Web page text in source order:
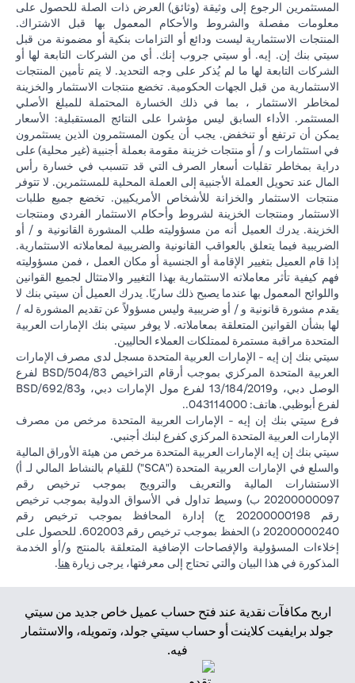
المستثمرين الرجوع إلى وثيقة (وثائق) العرض ذات الصلة للحصول على
معلومات مفصلة والشروط والأحكام المعمول بها قبل الاشتراك.
المنتجات الاستثمارية ليست ودائع أو التزامات بنكية أو مضمونة من قبل
سيتي بنك إن. إيه. أو سيتي جروب إنك. أي من الشركات التابعة لها أو
الشركات التابعة لها ما لم يُذكر على وجه التحديد. لا يتم تأمين المنتجات
الاستثمارية من قبل الجهات الحكومية. تخضع منتجات الاستثمار والخزينة
لمخاطر الاستثمار ، بما في ذلك الخسارة المحتملة للمبلغ الأصلي
المستثمر. الأداء السابق ليس مؤشرا على النتائج المستقبلية: الأسعار
يمكن أن ترتفع أو تنخفض. يجب أن يكون المستثمرون الذين يستثمرون
في استثمارات و / أو منتجات خزينة مقومة بعملة أجنبية (غير محلية) على
دراية بمخاطر تقلبات أسعار الصرف التي قد تتسبب في خسارة رأس
المال عند تحويل العملة الأجنبية إلى العملة المحلية للمستثمرين. لا تتوفر
منتجات الاستثمار والخزانة للأشخاص الأمريكيين. تخضع جميع طلبات
الاستثمار ومنتجات الخزينة لشروط وأحكام الاستثمار الفردي ومنتجات
الخزينة. يدرك العميل أنه من مسؤوليته طلب المشورة القانونية و / أو
الضريبية فيما يتعلق بالعواقب القانونية والضريبية لمعاملاته الاستثمارية.
إذا قام العميل بتغيير الإقامة أو الجنسية أو مكان العمل ، فمن مسؤوليته
فهم كيفية تأثر معاملاته الاستثمارية بهذا التغيير والامتثال لجميع القوانين
واللوائح المعمول بها عندما يصبح ذلك ساريًا. يدرك العميل أن سيتي بنك لا
يقدم مشورة قانونية و / أو ضريبية وليس مسؤولاً عن تقديم المشورة له /
لها بشأن القوانين المتعلقة بمعاملاته. لا يوفر سيتي بنك الإمارات العربية
المتحدة مراقبة مستمرة لممتلكات العملاء الحاليين.
سيتي بنك إن إيه - الإمارات العربية المتحدة مسجل لدى مصرف الإمارات
العربية المتحدة المركزي بموجب أرقام التراخيص BSD/504/83 لفرع
الوصل دبي، و13/184/2019 لفرع مول الإمارات دبي، وBSD/692/83
لفرع أبوظبي. هاتف: 043114000..
فرع سيتي بنك إن إيه - الإمارات العربية المتحدة مرخص من مصرف
الإمارات العربية المتحدة المركزي كفرع لبنك أجنبي.
سيتي بنك إن إيه الإمارات العربية المتحدة مرخص من هيئة الأوراق المالية
والسلع في الإمارات العربية المتحدة ("SCA") للقيام بالنشاط المالي لـ أ)
الاستشارات المالية والتعريف والترويج بموجب ترخيص رقم
20200000097 ب) وسيط تداول في الأسواق الدولية بموجب ترخيص
رقم 20200000198 ج) إدارة المحافظ بموجب ترخيص رقم
20200000240 د) الحفظ بموجب ترخيص رقم 602003. للحصول على
إخلاءات المسؤولية والإفصاحات الإضافية المتعلقة بالمنتج و/أو الخدمة
المذكورة في هذا البيان والتي تحتاج إلى معرفتها، يرجى زيارة هنا.
اربح مكافآت نقدية عند فتح حساب عميل خاص جديد من سيتي
جولد برايفيت كلاينت أو حساب سيتي جولد، وتمويله، والاستثمار
فيه.